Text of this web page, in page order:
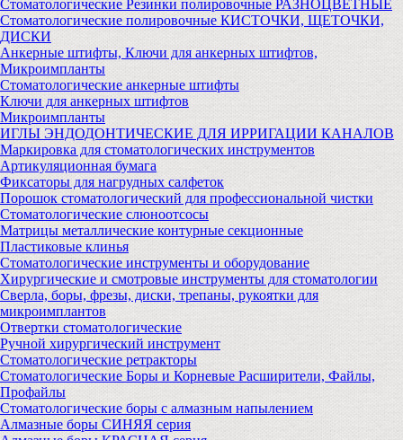
Стоматологические Резинки полировочные РАЗНОЦВЕТНЫЕ
Стоматологические полировочные КИСТОЧКИ, ЩЕТОЧКИ,
ДИСКИ
Анкерные штифты, Ключи для анкерных штифтов,
Микроимпланты
Стоматологические анкерные штифты
Ключи для анкерных штифтов
Микроимпланты
ИГЛЫ ЭНДОДОНТИЧЕСКИЕ ДЛЯ ИРРИГАЦИИ КАНАЛОВ
Маркировка для стоматологических инструментов
Артикуляционная бумага
Фиксаторы для нагрудных салфеток
Порошок стоматологический для профессиональной чистки
Стоматологические слюноотсосы
Матрицы металлические контурные секционные
Пластиковые клинья
Стоматологические инструменты и оборудование
Хирургические и смотровые инструменты для стоматологии
Сверла, боры, фрезы, диски, трепаны, рукоятки для
микроимплантов
Отвертки стоматологические
Ручной хирургический инструмент
Стоматологические ретракторы
Стоматологические Боры и Корневые Расширители, Файлы,
Профайлы
Стоматологические боры с алмазным напылением
Алмазные боры СИНЯЯ серия